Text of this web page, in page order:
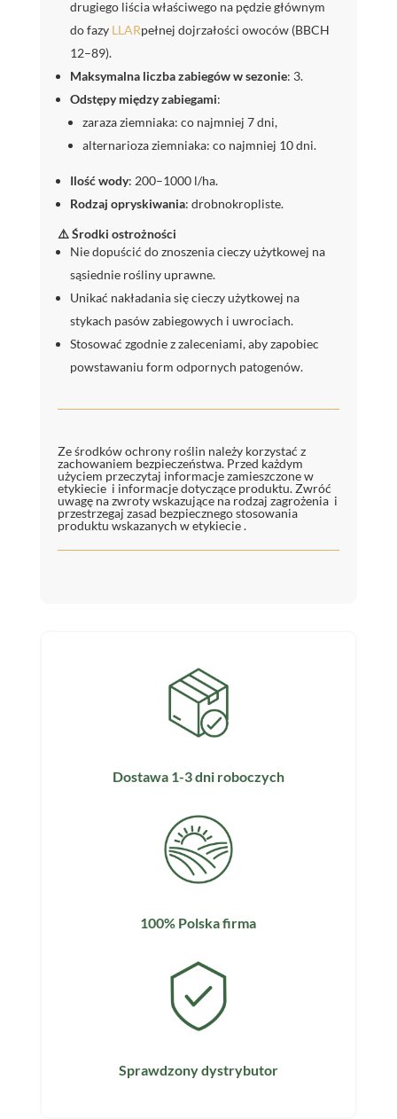
drugiego liścia właściwego na pędzie głównym
do fazy LLARpełnej dojrzałości owoców (BBCH
12–89).
Maksymalna liczba zabiegów w sezonie: 3.
Odstępy między zabiegami:
zaraza ziemniaka: co najmniej 7 dni,
alternarioza ziemniaka: co najmniej 10 dni.
Ilość wody: 200–1000 l/ha.
Rodzaj opryskiwania: drobnokropliste.
⚠️ Środki ostrożności
Nie dopuścić do znoszenia cieczy użytkowej na
sąsiednie rośliny uprawne.
Unikać nakładania się cieczy użytkowej na
stykach pasów zabiegowych i uwrociach.
Stosować zgodnie z zaleceniami, aby zapobiec
powstawaniu form odpornych patogenów.
Ze środków ochrony roślin należy korzystać z
zachowaniem bezpieczeństwa. Przed każdym
użyciem przeczytaj informacje zamieszczone w
etykiecie i informacje dotyczące produktu. Zwróć
uwagę na zwroty wskazujące na rodzaj zagrożenia i
przestrzegaj zasad bezpiecznego stosowania
produktu wskazanych w etykiecie .
Dostawa 1-3 dni roboczych
100% Polska firma
Sprawdzony dystrybutor